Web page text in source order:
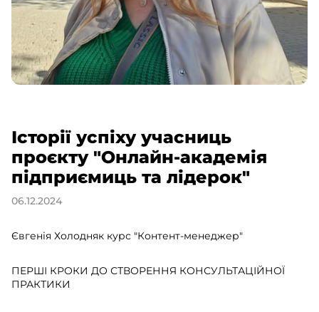
Історії успіху учасниць
проєкту "Онлайн-академія
підприємиць та лідерок"
06.12.2024
Євгенія Холодняк курс "Контент-менеджер"
ПЕРШІ КРОКИ ДО СТВОРЕННЯ КОНСУЛЬТАЦІЙНОЇ
ПРАКТИКИ